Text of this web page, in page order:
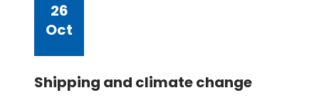
26
Oct
Shipping and climate change